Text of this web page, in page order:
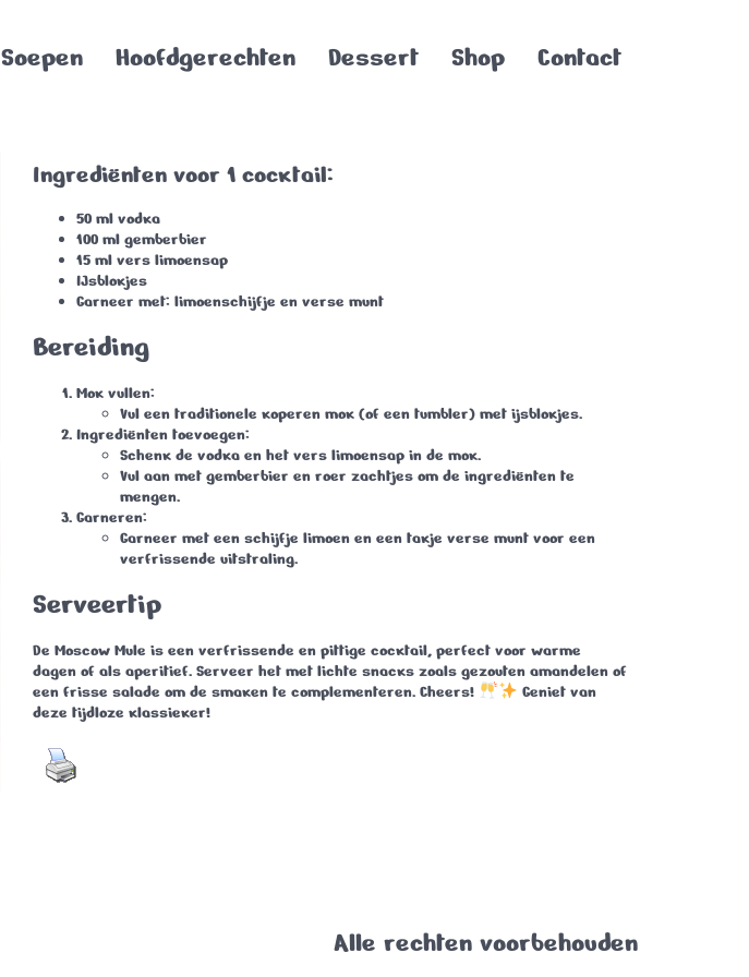
Soepen Hoofdgerechten Dessert Shop Contact
Ingrediënten voor 1 cocktail:
50 ml vodka
100 ml gemberbier
15 ml vers limoensap
IJsblokjes
Garneer met: limoenschijfje en verse munt
Bereiding
Mok vullen:
Vul een traditionele koperen mok (of een tumbler) met ijsblokjes.
Ingrediënten toevoegen:
Schenk de vodka en het vers limoensap in de mok.
Vul aan met gemberbier en roer zachtjes om de ingrediënten te
mengen.
Garneren:
Garneer met een schijfje limoen en een takje verse munt voor een
verfrissende uitstraling.
Serveertip
De Moscow Mule is een verfrissende en pittige cocktail, perfect voor warme
dagen of als aperitief. Serveer het met lichte snacks zoals gezouten amandelen of
een frisse salade om de smaken te complementeren. Cheers!
Geniet van
deze tijdloze klassieker!
Alle rechten voorbehouden